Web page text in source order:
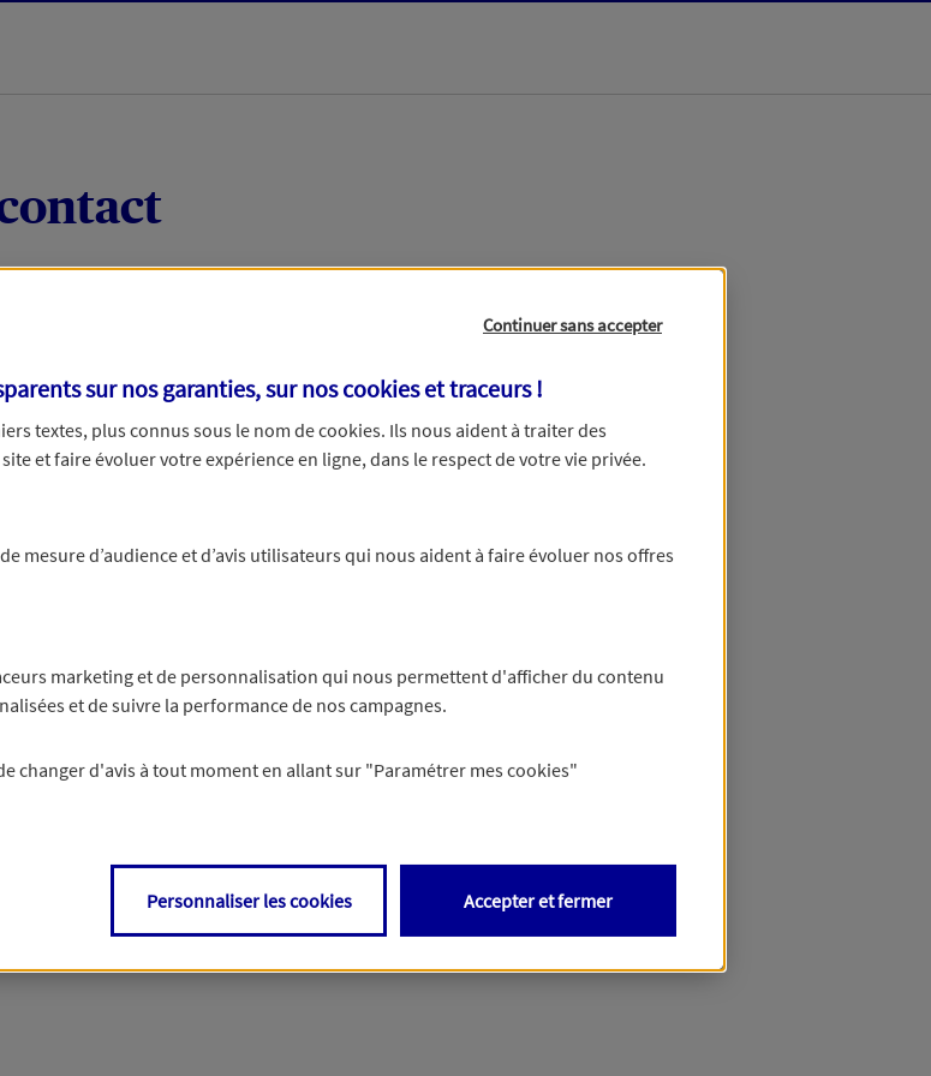
concernant. Pour plus d’informations,
Continuer sans accepter
sur nos garanties, sur noscookies et traceurs!
textes, plus connus sous le nom decookies. Ils nous aident à traiter des
et faire évoluer votre expérience en ligne, dans le respect de votre vie privée.
de mesure d’audience et d’avis utilisateurs qui nous aident à faire évoluer nos offres
marketing et de personnalisation qui nous permettent d'afficher du contenu
et de suivre la performance de nos campagnes.
changer d'avis à tout moment en allant sur "Paramétrer mes cookies"
Personnaliser les cookies Accepter et fermer